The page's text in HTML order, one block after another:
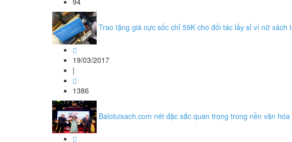
Trao tặng giá cực sốc chỉ 59K cho đối tác lấy sỉ ví nữ xách
19/03/2017
|
1386
Balotuixach.com nét đặc sắc quan trọng trong nền văn